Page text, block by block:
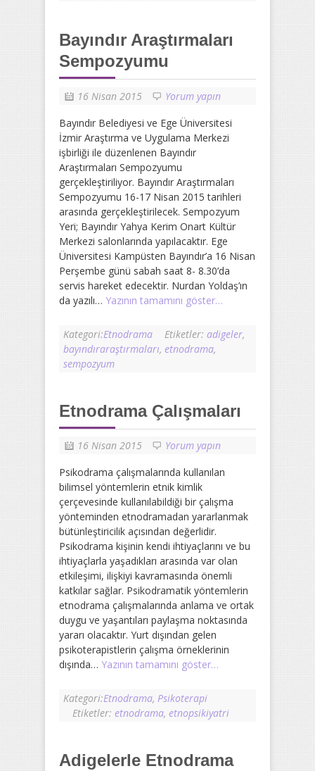
Bayındır Araştırmaları
Sempozyumu
16 Nisan 2015
Yorum yapın
Bayındır Belediyesi ve Ege Üniversitesi
İzmir Araştırma ve Uygulama Merkezi
işbirliği ile düzenlenen Bayındır
Araştırmaları Sempozyumu
gerçekleştiriliyor. Bayındır Araştırmaları
Sempozyumu 16-17 Nisan 2015 tarihleri
arasında gerçekleştirilecek. Sempozyum
Yeri; Bayındır Yahya Kerim Onart Kültür
Merkezi salonlarında yapılacaktır. Ege
Üniversitesi Kampüsten Bayındır’a 16 Nisan
Perşembe günü sabah saat 8- 8.30’da
servis hareket edecektir. Nurdan Yoldaş’ın
da yazılı… Yazının tamamını göster…
Kategori:Etnodrama Etiketler: adigeler,
bayındıraraştırmaları, etnodrama,
sempozyum
Etnodrama Çalışmaları
16 Nisan 2015
Yorum yapın
Psikodrama çalışmalarında kullanılan
bilimsel yöntemlerin etnik kimlik
çerçevesinde kullanılabildiği bir çalışma
yönteminden etnodramadan yararlanmak
bütünleştiricilik açısından değerlidir.
Psikodrama kişinin kendi ihtiyaçlarını ve bu
ihtiyaçlarla yaşadıkları arasında var olan
etkileşimi, ilişkiyi kavramasında önemli
katkılar sağlar. Psikodramatik yöntemlerin
etnodrama çalışmalarında anlama ve ortak
duygu ve yaşantıları paylaşma noktasında
yararı olacaktır. Yurt dışından gelen
psikoterapistlerin çalışma örneklerinin
dışında… Yazının tamamını göster…
Kategori:Etnodrama, Psikoterapi
Etiketler: etnodrama, etnopsikiyatri
Adigelerle Etnodrama